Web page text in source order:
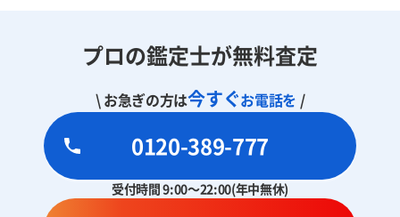
プロの鑑定士が無料査定
\ お急ぎの方は今すぐお電話を /
0120-389-777
受付時間 9:00～22:00(年中無休)